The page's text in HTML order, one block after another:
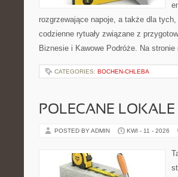
rozgrzewające napoje, a także dla
codzienne rytuały związane z
Biznesie i Kawowe Podróże. Na
CATEGORIES: BOCHEN-CHLEBA
POLECANE LOKALE
POSTED BY ADMIN KWI - 11 - 2026